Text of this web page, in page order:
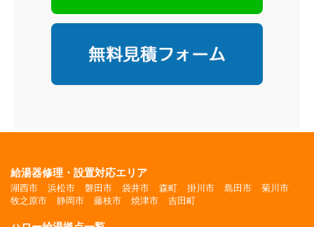
給湯器修理・設置対応エリア
湖西市 浜松市 磐田市 袋井市 森町 掛川市 島田市
菊川市
牧之原市
静岡市 藤枝市 焼津市 吉田町